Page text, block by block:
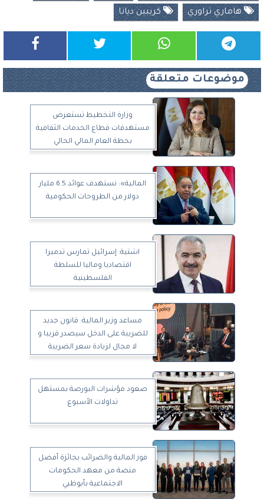
هاماري تراوري كريبين دياتا
موضوعات متعلقة
وزارة التخطيط تستعرض
مستهدفات قطاع الخدمات الثقافية
بخطة العام المالي الحالي
المالية»: نستهدف عوائد 6.5 مليار
دولار من الطروحات الحكومية
اشتية: إسرائيل تمارس تدميرا
اقتصاديا وماليا للسلطة
الفلسطينية
مساعد وزير المالية: قانون جديد
للضريبة على الدخل سيصدر قريبا و
لا مجال لزيادة سعر الضريبة
صعود مؤشرات البورصة بمستهل
تداولات الأسبوع
فوز المالية والضرائب بجائزة أفضل
منصة من معهد الحكومات
الاجتماعية بأبوظبي